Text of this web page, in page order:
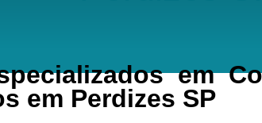
em
em Perdizes SP